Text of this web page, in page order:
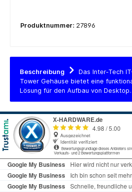
Produktnummer: 27896
Beschreibung
Das Inter-Tech
Tower Gehäuse bietet eine
Lösung für den Aufbau von